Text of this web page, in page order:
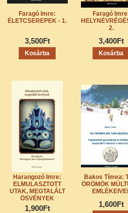
Faragó Imre:
ÉLETCSEREPEK - 1.
3,500Ft
Faragó
2.
3,400Ft
Harangozó Imre:
ELMULASZTOTT
UTAK, MEGTALÁLT
ÖSVÉNYEK
1,900Ft
Bakos Tímea:
ÖRÖMÖK
1,600Ft